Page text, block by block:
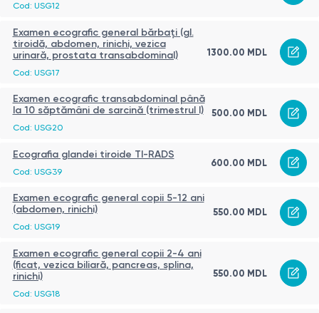
Cod: USG12
Examen ecografic general bărbați (gl.
tiroidă, abdomen, rinichi, vezica
urinară, prostata transabdominal)
Cod: USG17
1300.00 MDL
Examen ecografic transabdominal până
la 10 săptămâni de sarcină (trimestrul I)
Cod: USG20
500.00 MDL
Ecografia glandei tiroide TI-RADS
Cod: USG39
600.00 MDL
Examen ecografic general copii 5-12 ani
(abdomen, rinichi)
Cod: USG19
550.00 MDL
Examen ecografic general copii 2-4 ani
(ficat, vezica biliară, pancreas, splina,
rinichi)
Cod: USG18
550.00 MDL